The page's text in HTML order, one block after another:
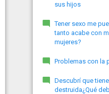
sus hijos
Tener sexo me
tanto acabe con
mujeres?
Problemas con la
Descubrí que
destruida¿Qué